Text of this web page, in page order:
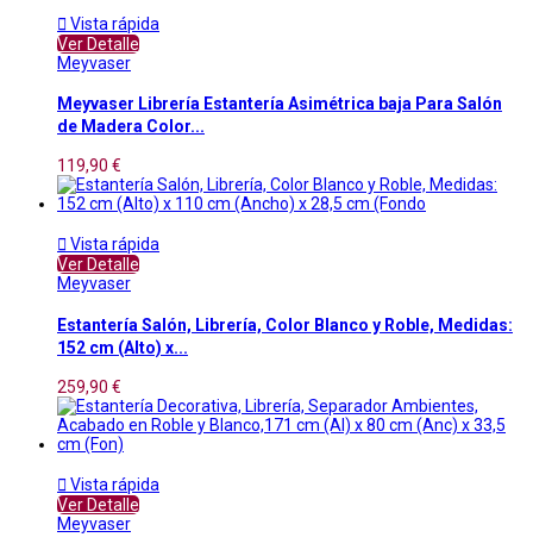
 Vista rápida
Ver Detalle
Meyvaser
Meyvaser Librería Estantería Asimétrica baja Para Salón
de Madera Color...
119,90 €
 Vista rápida
Ver Detalle
Meyvaser
Estantería Salón, Librería, Color Blanco y Roble, Medidas:
152 cm (Alto) x...
259,90 €
 Vista rápida
Ver Detalle
Meyvaser